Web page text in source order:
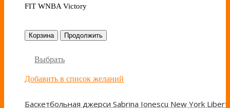
FIT WNBA Victory
Корзина Продолжить
Выбрать
Добавить в список желаний